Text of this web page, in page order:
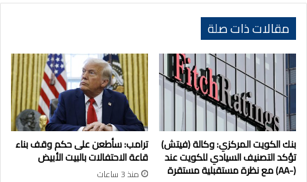
مقالات ذات صلة
بنك الكويت المركزي: وكالة (فيتش)
تؤكد التصنيف السيادي للكويت عند
(-AA) مع نظرة مستقبلية مستقرة
ترامب: سأطعن على حكم وقف بناء
قاعة الاحتفالات بالبيت الأبيض
منذ 3 ساعات